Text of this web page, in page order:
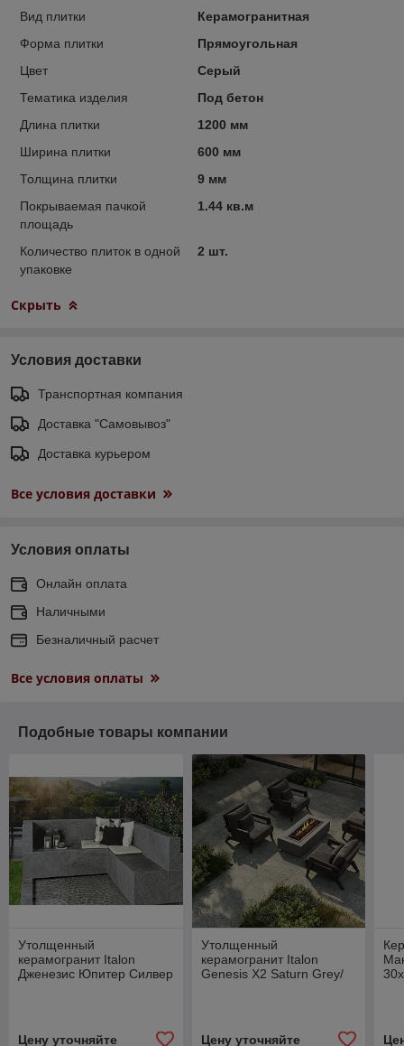
Вид плитки
Керамогранитная
Форма плитки
Прямоугольная
Цвет
Серый
Тематика изделия
Под бетон
Длина плитки
1200 мм
Ширина плитки
600 мм
Толщина плитки
9 мм
Покрываемая пачкой
площадь
1.44 кв.м
Количество плиток в одной
упаковке
2 шт.
Скрыть
Условия доставки
Транспортная компания
Доставка "Самовывоз"
Доставка курьером
Все условия доставки
Условия оплаты
Онлайн оплата
Наличными
Безналичный расчет
Все условия оплаты
Подобные товары компании
Утолщенный
керамогранит Italon
Дженезис Юпитер Силвер
Цену уточняйте
Утолщенный
керамогранит Italon
Genesis X2 Saturn Grey/
Цену уточняйте